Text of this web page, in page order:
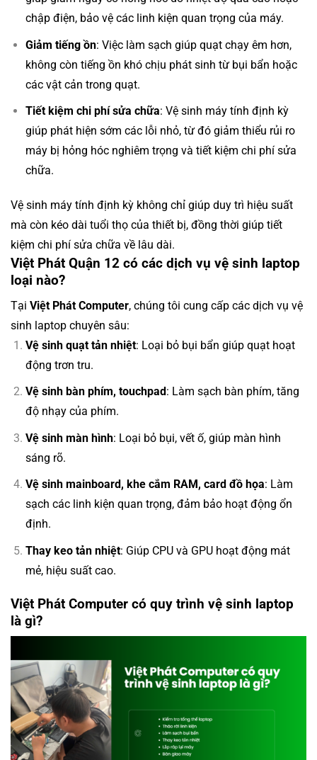
chập điện, bảo vệ các linh kiện quan trọng của máy.
Giảm tiếng ồn: Việc làm sạch giúp quạt chạy êm hơn,
không còn tiếng ồn khó chịu phát sinh từ bụi bẩn hoặc
các vật cản trong quạt.
Tiết kiệm chi phí sửa chữa: Vệ sinh máy tính định kỳ
giúp phát hiện sớm các lỗi nhỏ, từ đó giảm thiểu rủi ro
máy bị hỏng hóc nghiêm trọng và tiết kiệm chi phí sửa
chữa.
Vệ sinh máy tính định kỳ không chỉ giúp duy trì hiệu suất
mà còn kéo dài tuổi thọ của thiết bị, đồng thời giúp tiết
kiệm chi phí sửa chữa về lâu dài.
Việt Phát Quận 12 có các dịch vụ vệ sinh laptop
loại nào?
Tại Việt Phát Computer, chúng tôi cung cấp các dịch vụ vệ
sinh laptop chuyên sâu:
Vệ sinh quạt tản nhiệt: Loại bỏ bụi bẩn giúp quạt hoạt
động trơn tru.
Vệ sinh bàn phím, touchpad : Làm sạch bàn phím, tăng
độ nhạy của phím.
Vệ sinh màn hình: Loại bỏ bụi, vết ố, giúp màn hình
sáng rõ.
Vệ sinh mainboard, khe cắm RAM, card đồ họa: Làm
sạch các linh kiện quan trọng, đảm bảo hoạt động ổn
định.
Thay keo tản nhiệt: Giúp CPU và GPU hoạt động mát
mẻ, hiệu suất cao.
Việt Phát Computer có quy trình vệ sinh laptop
là gì?